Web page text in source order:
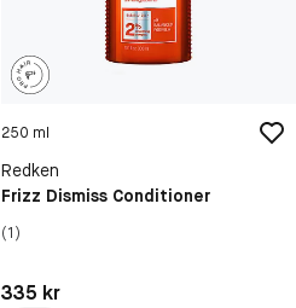
250 ml
Redken
Frizz Dismiss Conditioner
(1)
Pris: 335 kr
335 kr